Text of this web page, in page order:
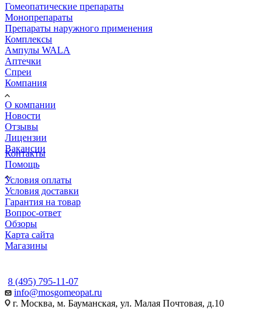
Гомеопатические препараты
Монопрепараты
Препараты наружного применения
Комплексы
Ампулы WALA
Аптечки
Спреи
Компания
О компании
Новости
Отзывы
Лицензии
Вакансии
Контакты
Помощь
Условия оплаты
Условия доставки
Гарантия на товар
Вопрос-ответ
Обзоры
Карта сайта
Магазины
8 (495) 795-11-07
info@mosgomeopat.ru
г. Москва, м. Бауманская, ул. Малая Почтовая, д.10